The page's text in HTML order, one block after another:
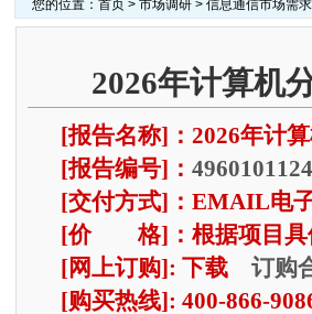
您的位置： 首页> 市场调研> 信息通信市场需
2026年计算机
[报告名称]：2026年计
[报告编号]： 4960101124
[交付方式]：EMAIL电
[价 格]：根据项目具
[网上订购]: 下载 订购
[购买热线]: 400-866-